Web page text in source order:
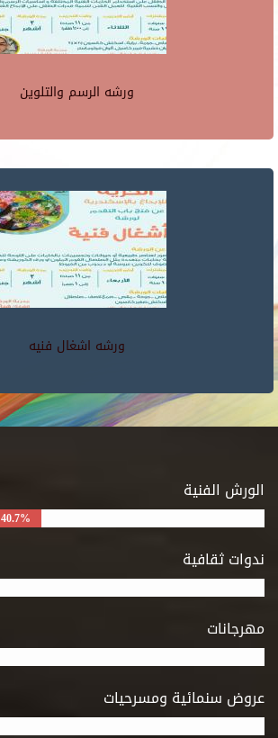
ورشه الرسم والتلوين
ورشه اشغال فنيه
الورش الفنية
40.7%
ندوات ثقافية
مهرجانات
عروض سنمائية ومسرحيات